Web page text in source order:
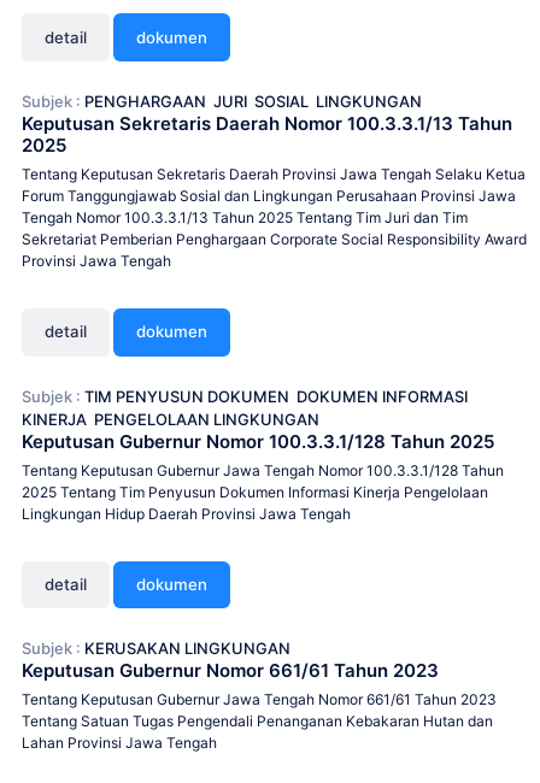
detail dokumen
Subjek : PENGHARGAAN JURI SOSIAL LINGKUNGAN
Keputusan Sekretaris Daerah Nomor 100.3.3.1/13 Tahun
2025
Tentang Keputusan Sekretaris Daerah Provinsi Jawa Tengah Selaku Ketua
Forum Tanggungjawab Sosial dan Lingkungan Perusahaan Provinsi Jawa
Tengah Nomor 100.3.3.1/13 Tahun 2025 Tentang Tim Juri dan Tim
Sekretariat Pemberian Penghargaan Corporate Social Responsibility Award
Provinsi Jawa Tengah
detail dokumen
Subjek : TIM PENYUSUN DOKUMEN DOKUMEN INFORMASI
KINERJA PENGELOLAAN LINGKUNGAN
Keputusan Gubernur Nomor 100.3.3.1/128 Tahun 2025
Tentang Keputusan Gubernur Jawa Tengah Nomor 100.3.3.1/128 Tahun
2025 Tentang Tim Penyusun Dokumen Informasi Kinerja Pengelolaan
Lingkungan Hidup Daerah Provinsi Jawa Tengah
detail dokumen
Subjek : KERUSAKAN LINGKUNGAN
Keputusan Gubernur Nomor 661/61 Tahun 2023
Tentang Keputusan Gubernur Jawa Tengah Nomor 661/61 Tahun 2023
Tentang Satuan Tugas Pengendali Penanganan Kebakaran Hutan dan
Lahan Provinsi Jawa Tengah